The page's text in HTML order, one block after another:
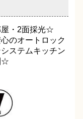
・2面採光☆
のオートロック
ステムキッチン
☆